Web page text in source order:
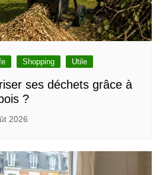
Shopping Utile
ses déchets grâce à
?
2026